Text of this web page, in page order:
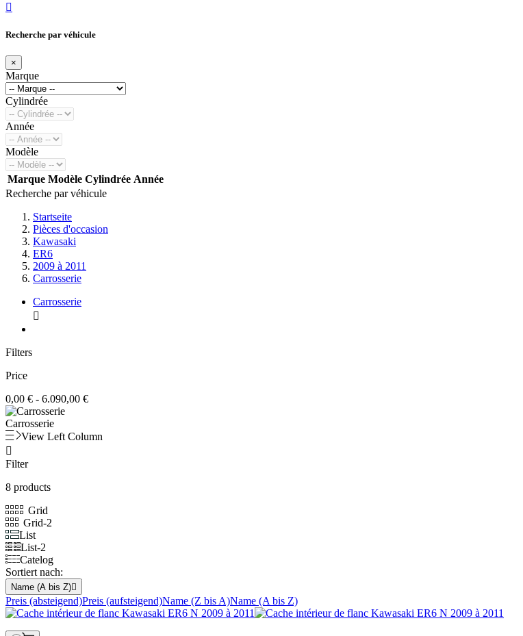

Recherche par véhicule
×
Marque
Cylindrée
Année
Modèle
Marque Modèle Cylindrée Année
Recherche par véhicule
Startseite
Pièces d'occasion
Kawasaki
ER6
2009 à 2011
Carrosserie
Carrosserie

Filters
Price
0,00 € - 6.090,00 €
Carrosserie
View Left Column

Filter
8 products
Grid
Grid-2
List
List-2
Catelog
Sortiert nach:
Name (A bis Z)
Preis (absteigend)Preis (aufsteigend)Name (Z bis A)Name (A bis Z)